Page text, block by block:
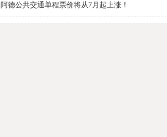
阿德公共交通单程票价将从7月起上涨！